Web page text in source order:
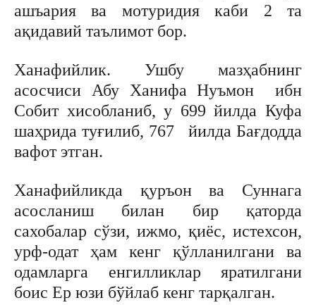
ашъария ва мотуридия каби 2 та
ақидавий таълимот бор.
Ханафийлик. Ушбу мазҳабнинг
асосчиси Абу Ханифа Нуъмон ибн
Собит хисобланиб, у 699 йилда Куфа
шаҳрида туғилиб, 767 йилда Бағдодда
вафот этган.
Ханафийликда қуръон ва Суннага
асосланиш билан бир қаторда
сахобалар сўзи, ижмо, қиёс, истехсон,
урф-одат ҳам кенг қўлланилгани ва
одамларга енгилликлар яратилгани
боис Ер юзи бўйлаб кенг тарқалган.